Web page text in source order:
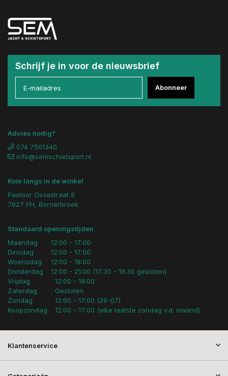
Schrijf je in voor de nieuwsbrief
Abonneer
Advies nodig?
074 7501340
info@semschietsport.nl
Kom langs in de winkel
Pastoor Ossestraat 9
7627 PH, Bornerbroek
Standaard openingstijden
Maandag
Dinsdag
Woensdag
Donderdag
12:00 - 17:00
12:00 - 17:00
12:00 - 18:00
12:00 - 21:00 (17:30 - 18:30 gesloten)
Vrijdag
Zaterdag
Zondag
Koopzondag
12:00 - 18:00
Gesloten
12:00 - 17:00 (26-07)
12:00 - 17:00 (elke laatste zondag v.d. maand)
Klantenservice